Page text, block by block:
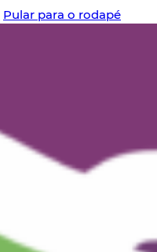
Pular para o rodapé